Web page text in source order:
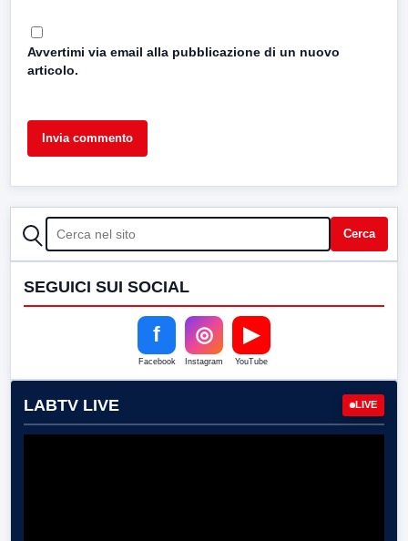
Avvertimi via email alla pubblicazione di un nuovo
articolo.
CERCA Cerca
SEGUICI SUI SOCIAL
f
Facebook
◎
Instagram
▶
YouTube
LABTV LIVE LIVE